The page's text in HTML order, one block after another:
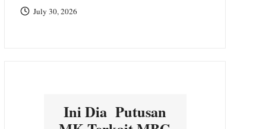
July 30, 2026
Ini Dia Putusan
Kepala Desa Situ